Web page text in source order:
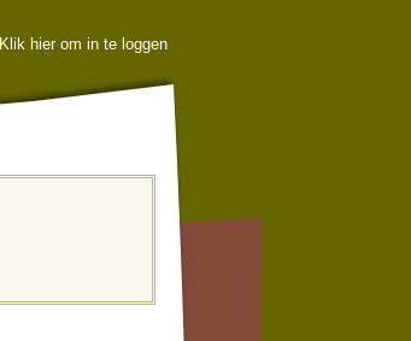
Klik hier om in te loggen